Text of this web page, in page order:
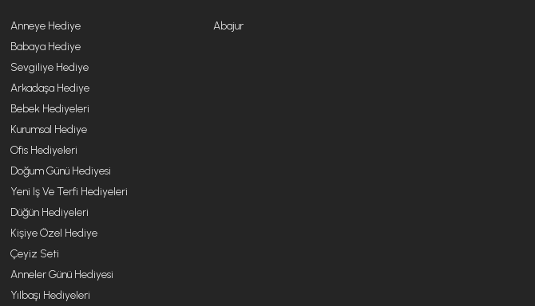
Anneye Hediye
Babaya Hediye
Sevgiliye Hediye
Arkadaşa Hediye
Bebek Hediyeleri
Kurumsal Hediye
Ofis Hediyeleri
Doğum Günü Hediyesi
Yeni Iş Ve Terfi Hediyeleri
Düğün Hediyeleri
Kişiye Özel Hediye
Çeyiz Seti
Anneler Günü Hediyesi
Yılbaşı Hediyeleri
Abajur